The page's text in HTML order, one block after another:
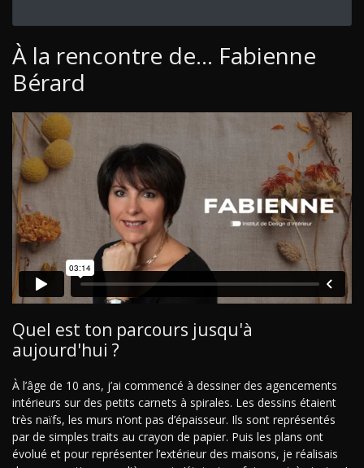
À la rencontre de... Fabienne
Bérard
Quel est ton parcours jusqu'à
aujourd'hui ?
À l’âge de 10 ans, j’ai commencé à dessiner des agencements
intérieurs sur des petits carnets à spirales. Les dessins étaient
très naïfs, les murs n’ont pas d’épaisseur. Ils sont représentés
par de simples traits au crayon de papier. Puis les plans ont
évolué et pour représenter l’extérieur des maisons, je réalisais